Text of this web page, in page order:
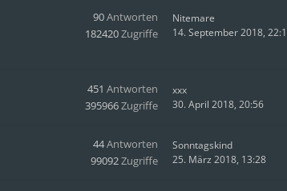
90Antworten
182420Zugriffe
Nitemare
14. September 2018,
451 Antworten
395966Zugriffe
xxx
30. April 2018, 20:56
44Antworten
99092Zugriffe
Sonntagskind
25. März 2018, 13:28